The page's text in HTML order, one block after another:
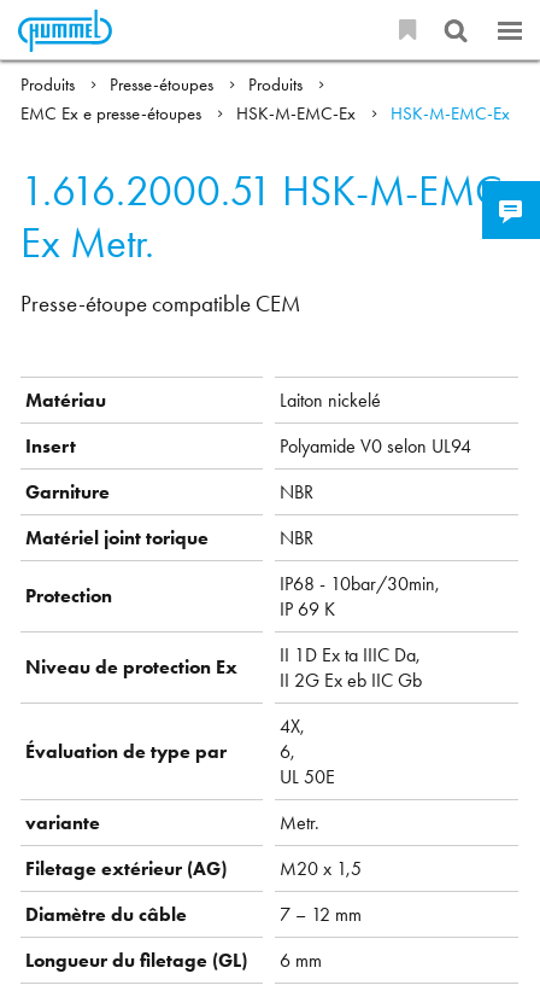
Produits Presse-étoupes
Produits
EMC Ex e presse-étoupes
HSK-M-EMC-Ex HSK-M-EMC-Ex
1.616.2000.51 HSK-M-EMC-
Ex Metr.
Presse-étoupe compatible CEM
Matériau
Laiton nickelé
Insert
Polyamide V0 selon UL94
Garniture
NBR
Matériel joint torique
NBR
Protection
IP68 - 10bar/30min,
IP 69 K
Niveau de protection Ex
II 1D Ex ta IIIC Da,
II 2G Ex eb IIC Gb
Évaluation de type par
4X,
6,
UL 50E
variante
Metr.
Filetage extérieur (AG)
M20 x 1,5
Diamètre du câble
7 – 12 mm
Longueur du filetage (GL)
6 mm